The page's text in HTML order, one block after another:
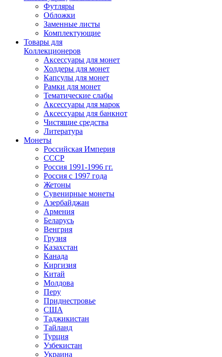
Футляры
Обложки
Заменные листы
Комплектующие
Товары для
Коллекционеров
Аксессуары для монет
Холдеры для монет
Капсулы для монет
Рамки для монет
Тематические слабы
Аксессуары для марок
Аксессуары для банкнот
Чистящие средства
Литература
Монеты
Российская Империя
СССР
Россия 1991-1996 гг.
Россия с 1997 года
Жетоны
Сувенирные монеты
Азербайджан
Армения
Беларусь
Венгрия
Грузия
Казахстан
Канада
Киргизия
Китай
Молдова
Перу
Приднестровье
США
Таджикистан
Тайланд
Турция
Узбекистан
Украина